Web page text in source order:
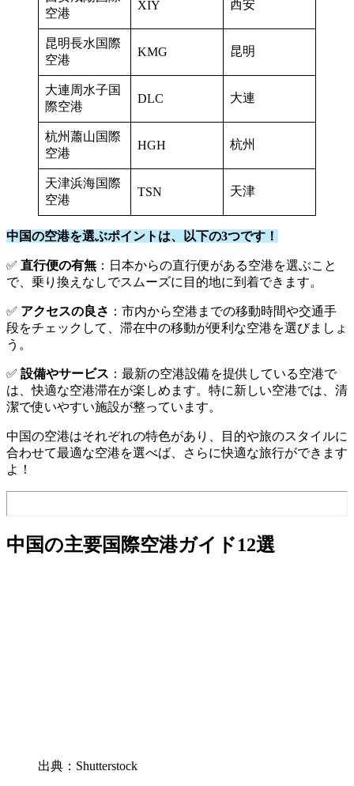
空港
XIY 西安
昆明長水国際
空港
KMG 昆明
大連周水子国
際空港
DLC 大連
杭州蕭山国際
空港
HGH 杭州
天津浜海国際
空港
TSN 天津
中国の空港を選ぶポイントは、以下の3つです！
✅ 直行便の有無 ：日本からの直行便がある空港を選ぶこと
で、乗り換えなしでスムーズに目的地に到着できます。
✅ アクセスの良さ ：市内から空港までの移動時間や交通手
段をチェックして、滞在中の移動が便利な空港を選びましょ
う。
✅ 設備やサービス ：最新の空港設備を提供している空港で
は、快適な空港滞在が楽しめます。特に新しい空港では、清
潔で使いやすい施設が整っています。
中国の空港はそれぞれの特色があり、目的や旅のスタイルに
合わせて最適な空港を選べば、さらに快適な旅行ができます
よ！
中国の主要国際空港ガイド12選
出典：Shutterstock